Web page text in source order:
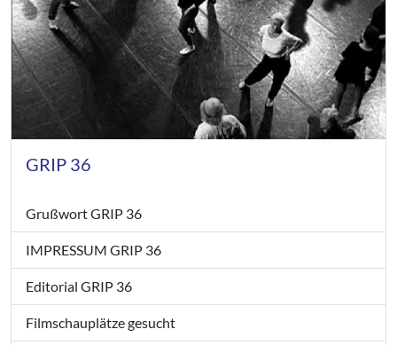
GRIP 36
Grußwort GRIP 36
IMPRESSUM GRIP 36
Editorial GRIP 36
Filmschauplätze gesucht